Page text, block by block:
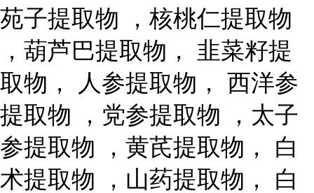
苑子提取物 ，核桃仁提取物
，葫芦巴提取物， 韭菜籽提
取物， 人参提取物， 西洋参
提取物 ，党参提取物 ，太子
参提取物 ，黄芪提取物， 白
术提取物 ，山药提取物， 白